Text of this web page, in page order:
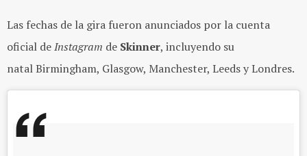
Las fechas de la gira fueron anunciados por la cuenta
oficial deInstagram de Skinner, incluyendo su
natal Birmingham, Glasgow, Manchester, Leeds y Londres.